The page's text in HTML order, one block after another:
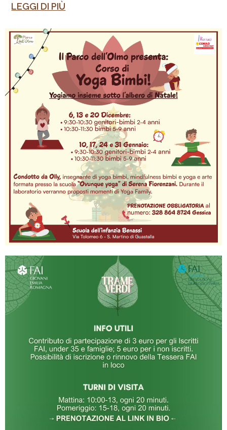
LEGGI DI PIÙ